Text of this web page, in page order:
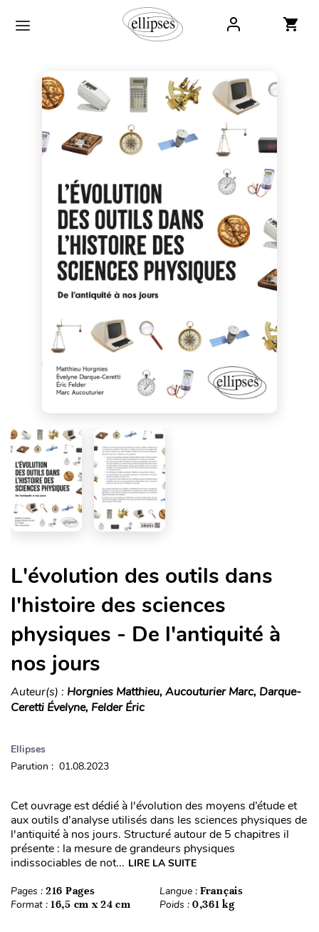
L'évolution des outils dans
l'histoire des sciences
physiques - De l'antiquité à
nos jours
Auteur(s) : Horgnies Matthieu, Aucouturier Marc, Darque-
Ceretti Évelyne, Felder Éric
Ellipses
Parution : 01.08.2023
Cet ouvrage est dédié à l'évolution des moyens d’étude et
aux outils d’analyse utilisés dans les sciences physiques de
l'antiquité à nos jours. Structuré autour de 5 chapitres il
présente : la mesure de grandeurs physiques
indissociables de not... LIRE LA SUITE
Pages : 216 Pages Langue : Français
Format : 16,5 cm x 24 cm Poids : 0,361 kg